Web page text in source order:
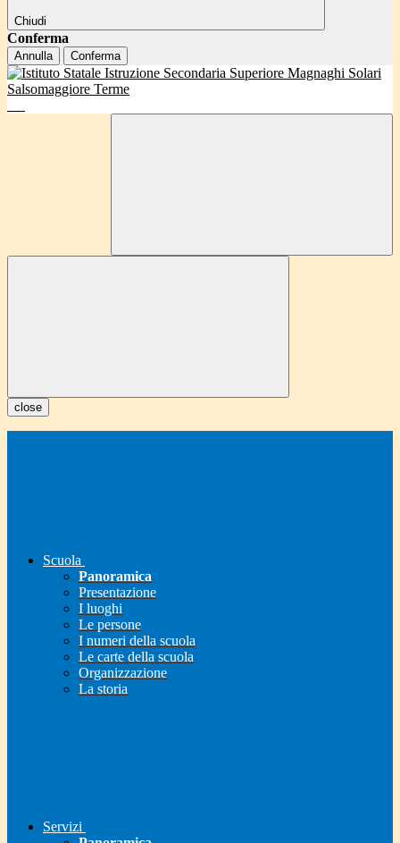
Chiudi
Conferma
Annulla Conferma
close
Scuola
Panoramica
Presentazione
I luoghi
Le persone
I numeri della scuola
Le carte della scuola
Organizzazione
La storia
Servizi